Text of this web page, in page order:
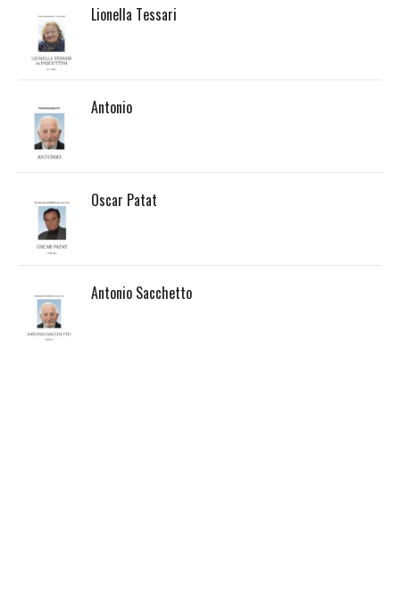
Lionella Tessari
Antonio
Oscar Patat
Antonio Sacchetto